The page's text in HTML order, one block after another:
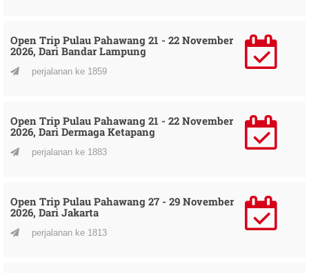
Open Trip Pulau Pahawang 21 - 22 November
2026, Dari Bandar Lampung
perjalanan ke 1859
Open Trip Pulau Pahawang 21 - 22 November
2026, Dari Dermaga Ketapang
perjalanan ke 1883
Open Trip Pulau Pahawang 27 - 29 November
2026, Dari Jakarta
perjalanan ke 1813